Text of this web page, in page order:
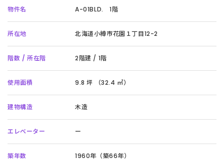
物件名 A-01BLD. 1階
所在地 北海道小樽市花園１丁目12-2
階数 / 所在階 2階建 / 1階
使用面積 9.8 坪 （32.4 ㎡）
建物構造 木造
エレベーター ー
築年数 1960年（築66年）